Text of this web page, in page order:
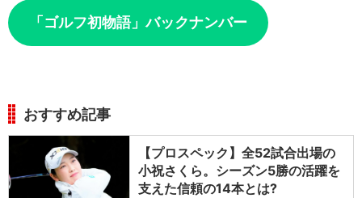
「ゴルフ初物語」バックナンバー
おすすめ記事
【プロスペック】全52試合出場の
小祝さくら。シーズン5勝の活躍を
支えた信頼の14本とは?